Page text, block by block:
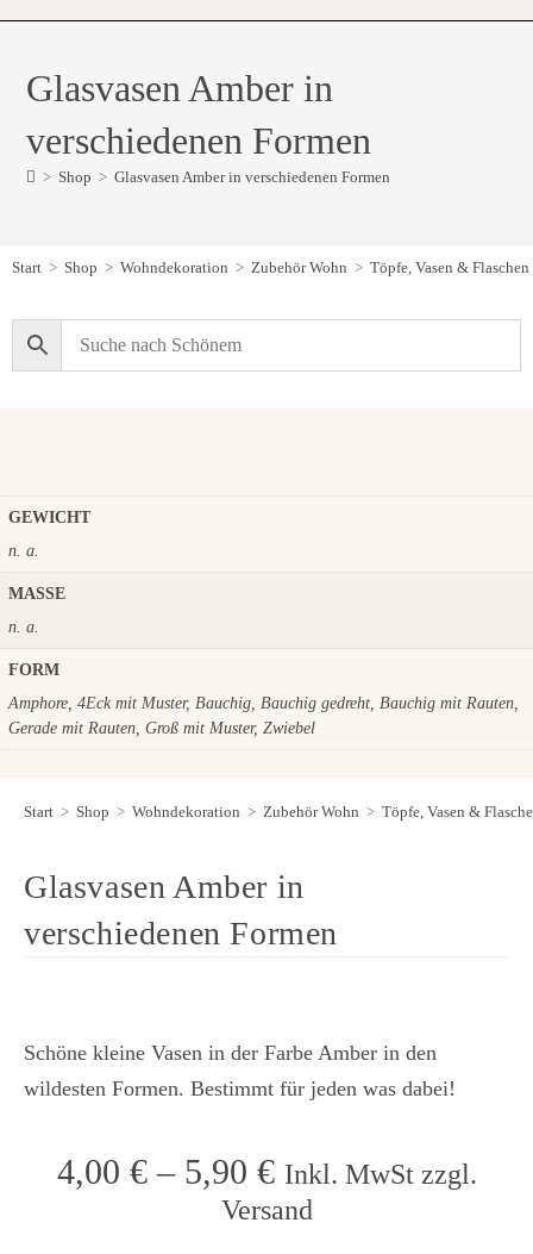
Glasvasen Amber in
verschiedenen Formen
> Shop > Glasvasen Amber in verschiedenen Formen
Start > Shop > Wohndekoration > Zubehör Wohn > Töpfe, Vasen & Flaschen
GEWICHT
n. a.
MASSE
n. a.
FORM
Amphore, 4Eck mit Muster, Bauchig, Bauchig gedreht, Bauchig mit Rauten,
Gerade mit Rauten, Groß mit Muster, Zwiebel
Start > Shop > Wohndekoration > Zubehör Wohn > Töpfe, Vasen &
Glasvasen Amber in
verschiedenen Formen
Schöne kleine Vasen in der Farbe Amber in den
wildesten Formen. Bestimmt für jeden was dabei!
4,00 €– 5,90 € Inkl. MwSt zzgl.
Versand